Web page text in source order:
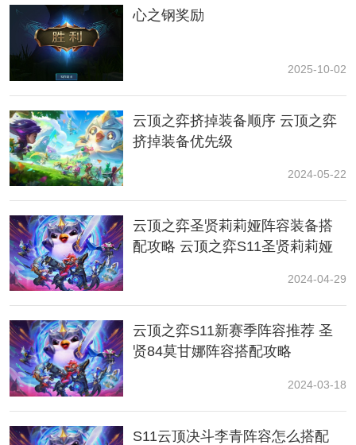
[决斗大师]们每次攻击都会获得攻击速度，最多叠加X层
[决斗大师]们获得X伤害减免。
3、护卫
[护卫]们获得伤害减免。战斗中的最初X秒，护卫]们获得
额外伤害减免。
心之钢奖励
2025-10-02
云顶之弈挤掉装备顺序 云顶之弈
挤掉装备优先级
2024-05-22
云顶之弈圣贤莉莉娅阵容装备搭
配攻略 云顶之弈S11圣贤莉莉娅
2024-04-29
云顶之弈S11新赛季阵容推荐 圣
贤84莫甘娜阵容搭配攻略
2024-03-18
S11云顶决斗李青阵容怎么搭配